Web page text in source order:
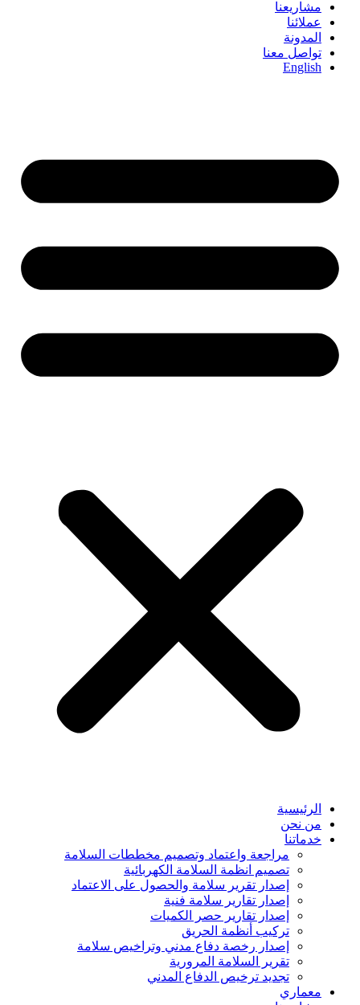
مشاريعنا
عملائنا
المدونة
تواصل معنا
English
الرئيسية
من نحن
خدماتنا
مراجعة واعتماد وتصميم مخططات السلامة
تصميم انظمة السلامة الكهربائية
إصدار تقرير سلامة والحصول على الاعتماد
إصدار تقارير سلامة فنية
إصدار تقارير حصر الكميات
تركيب أنظمة الحريق
إصدار رخصة دفاع مدني وتراخيص سلامة
تقرير السلامة المرورية
تجديد ترخيص الدفاع المدني
معماري